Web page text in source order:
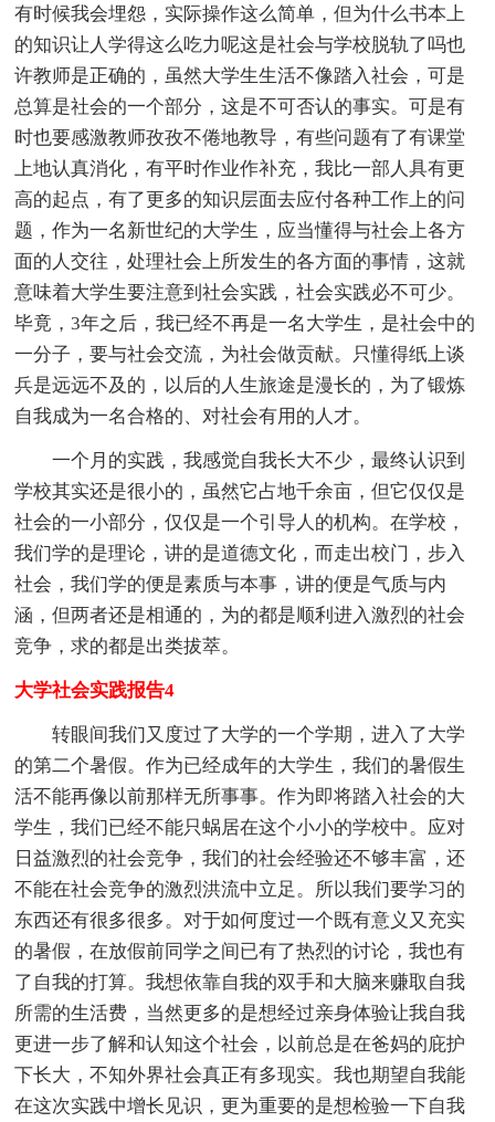
有时候我会埋怨，实际操作这么简单，但为什么书本上
的知识让人学得这么吃力呢这是社会与学校脱轨了吗也
许教师是正确的，虽然大学生生活不像踏入社会，可是
总算是社会的一个部分，这是不可否认的事实。可是有
时也要感激教师孜孜不倦地教导，有些问题有了有课堂
上地认真消化，有平时作业作补充，我比一部人具有更
高的起点，有了更多的知识层面去应付各种工作上的问
题，作为一名新世纪的大学生，应当懂得与社会上各方
面的人交往，处理社会上所发生的各方面的事情，这就
意味着大学生要注意到社会实践，社会实践必不可少。
毕竟，3年之后，我已经不再是一名大学生，是社会中的
一分子，要与社会交流，为社会做贡献。只懂得纸上谈
兵是远远不及的，以后的人生旅途是漫长的，为了锻炼
自我成为一名合格的、对社会有用的人才。
一个月的实践，我感觉自我长大不少，最终认识到
学校其实还是很小的，虽然它占地千余亩，但它仅仅是
社会的一小部分，仅仅是一个引导人的机构。在学校，
我们学的是理论，讲的是道德文化，而走出校门，步入
社会，我们学的便是素质与本事，讲的便是气质与内
涵，但两者还是相通的，为的都是顺利进入激烈的社会
竞争，求的都是出类拔萃。
大学社会实践报告4
转眼间我们又度过了大学的一个学期，进入了大学
的第二个暑假。作为已经成年的大学生，我们的暑假生
活不能再像以前那样无所事事。作为即将踏入社会的大
学生，我们已经不能只蜗居在这个小小的学校中。应对
日益激烈的社会竞争，我们的社会经验还不够丰富，还
不能在社会竞争的激烈洪流中立足。所以我们要学习的
东西还有很多很多。对于如何度过一个既有意义又充实
的暑假，在放假前同学之间已有了热烈的讨论，我也有
了自我的打算。我想依靠自我的双手和大脑来赚取自我
所需的生活费，当然更多的是想经过亲身体验让我自我
更进一步了解和认知这个社会，以前总是在爸妈的庇护
下长大，不知外界社会真正有多现实。我也期望自我能
在这次实践中增长见识，更为重要的是想检验一下自我